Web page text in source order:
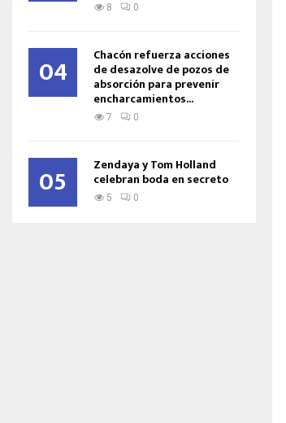
8 0
04 Chacón refuerza acciones
de desazolve de pozos de
absorción para prevenir
encharcamientos...
7 0
05 Zendaya y Tom Holland
celebran boda en secreto
5 0